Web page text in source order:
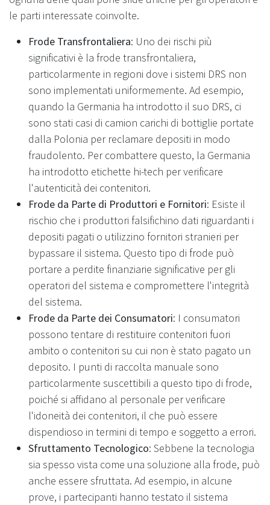
le parti interessate coinvolte.
Frode Transfrontaliera: Uno dei rischi più
significativi è la frode transfrontaliera,
particolarmente in regioni dove i sistemi DRS non
sono implementati uniformemente. Ad esempio,
quando la Germania ha introdotto il suo DRS, ci
sono stati casi di camion carichi di bottiglie portate
dalla Polonia per reclamare depositi in modo
fraudolento. Per combattere questo, la Germania
ha introdotto etichette hi-tech per verificare
l'autenticità dei contenitori.
Frode da Parte di Produttori e Fornitori: Esiste il
rischio che i produttori falsifichino dati riguardanti i
depositi pagati o utilizzino fornitori stranieri per
bypassare il sistema. Questo tipo di frode può
portare a perdite finanziarie significative per gli
operatori del sistema e compromettere l'integrità
del sistema.
Frode da Parte dei Consumatori: I consumatori
possono tentare di restituire contenitori fuori
ambito o contenitori su cui non è stato pagato un
deposito. I punti di raccolta manuale sono
particolarmente suscettibili a questo tipo di frode,
poiché si affidano al personale per verificare
l'idoneità dei contenitori, il che può essere
dispendioso in termini di tempo e soggetto a errori.
Sfruttamento Tecnologico: Sebbene la tecnologia
sia spesso vista come una soluzione alla frode, può
anche essere sfruttata. Ad esempio, in alcune
prove, i partecipanti hanno testato il sistema